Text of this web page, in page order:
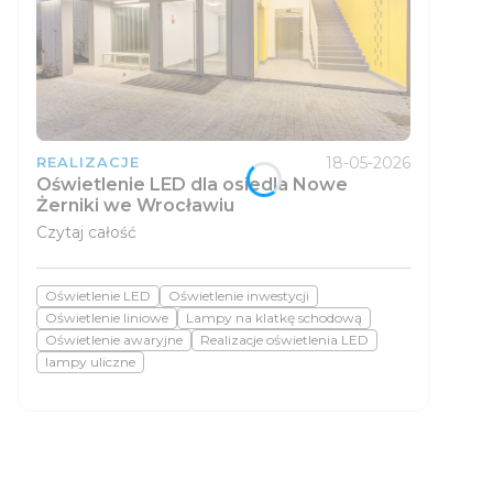
REALIZACJE 18-05-2026
Oświetlenie LED dla osiedla Nowe
Żerniki we Wrocławiu
Czytaj całość
Oświetlenie LED
Oświetlenie inwestycji
Oświetlenie liniowe
Lampy na klatkę schodową
Oświetlenie awaryjne
Realizacje oświetlenia LED
lampy uliczne